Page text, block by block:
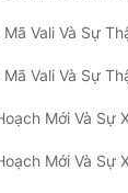
Vali Và Sự
Vali Và Sự